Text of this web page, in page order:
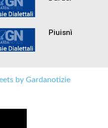
Piuisnì
by Gardanotizie